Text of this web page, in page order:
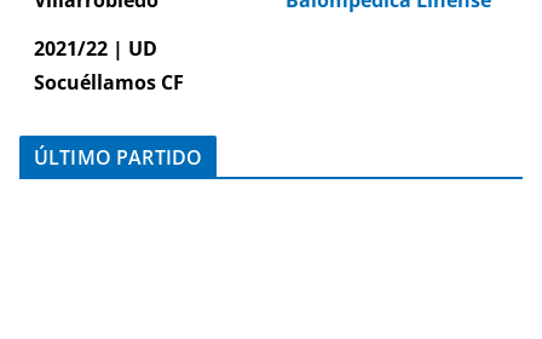
2021/22 | UD
Socuéllamos CF
ÚLTIMO PARTIDO